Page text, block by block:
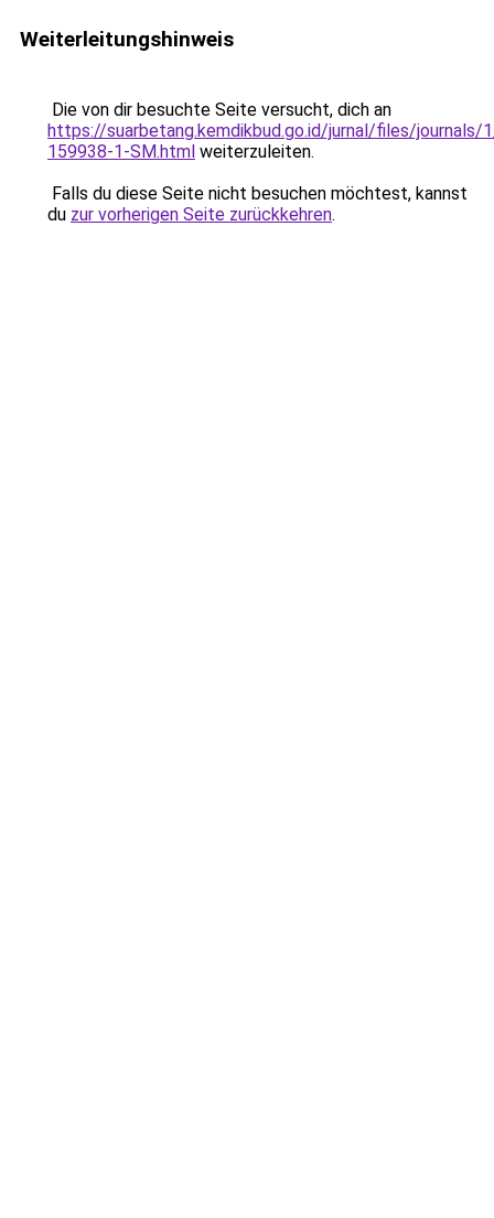
Weiterleitungshinweis
Die von dir besuchte Seite versucht, dich an
https://suarbetang.kemdikbud.go.id/jurnal/files/
159938-1-SM.html weiterzuleiten.
Falls du diese Seite nicht besuchen möchtest, kannst
du zur vorherigen Seite zurückkehren.